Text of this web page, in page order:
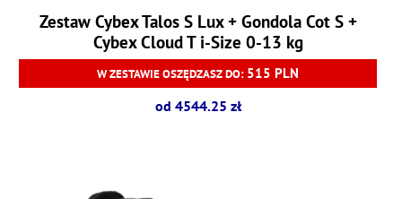
Zestaw Cybex Talos S Lux + Gondola Cot S +
Cybex Cloud T i-Size 0-13 kg
W ZESTAWIE OSZĘDZASZ DO: 515 PLN
od 4544.25 zł